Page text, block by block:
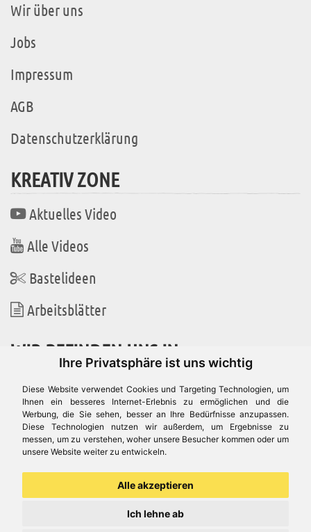
Ihre Privatsphäre ist uns wichtig
Diese Website verwendet Cookies und Targeting Technologien, um
Ihnen ein besseres Internet-Erlebnis zu ermöglichen und die
Werbung, die Sie sehen, besser an Ihre Bedürfnisse anzupassen.
Diese Technologien nutzen wir außerdem, um Ergebnisse zu
messen, um zu verstehen, woher unsere Besucher kommen oder um
unsere Website weiter zu entwickeln.
Alle akzeptieren
Ich lehne ab
Wir über uns
Jobs
Impressum
AGB
Datenschutzerklärung
KREATIV ZONE
Aktuelles Video
Alle Videos
Bastelideen
Arbeitsblätter
WIR BEFINDEN UNS IN
Es gibt uns auch in